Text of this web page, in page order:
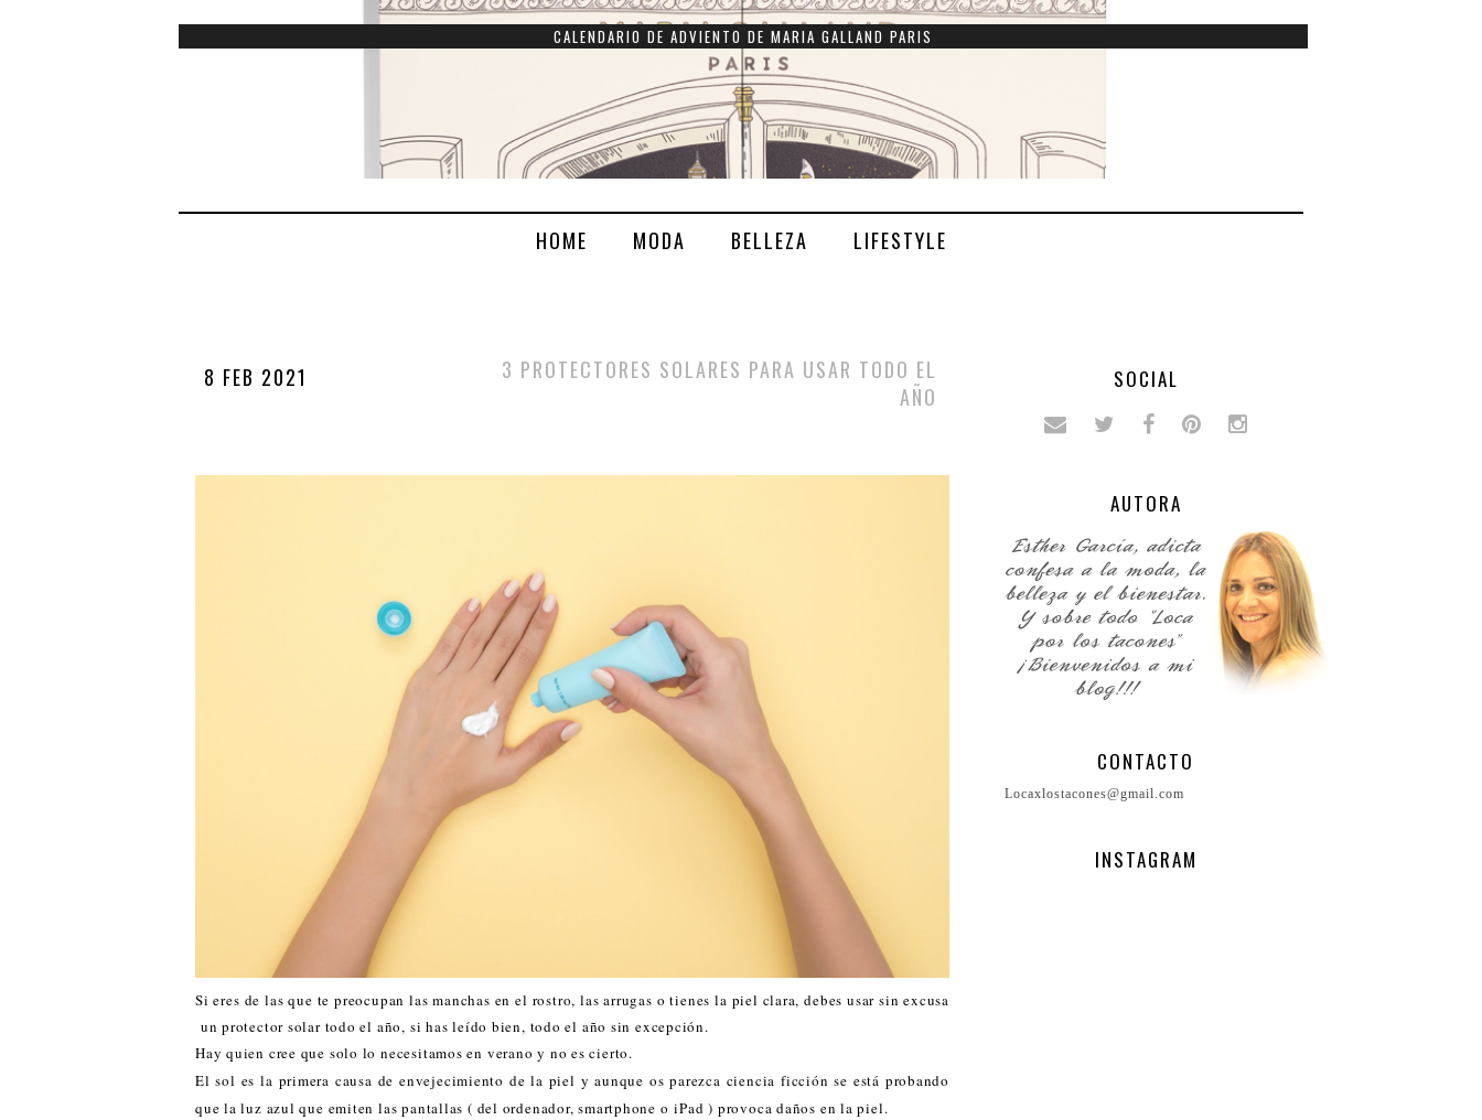
CALENDARIO DE ADVIENTO DE MARIA GALLAND PARIS
HOME MODA BELLEZA LIFESTYLE
8 FEB 2021
3 PROTECTORES SOLARES PARA USAR TODO EL
AÑO
Si eres de las que te preocupan las manchas en el rostro, las arrugas o tienes la piel clara, debes usar sin excusa
un protector solar todo el año, si has leído bien, todo el año sin excepción.
Hay quien cree que solo lo necesitamos en verano y no es cierto.
El sol es la primera causa de envejecimiento de la piel y aunque os parezca ciencia ficción se está probando
que la luz azul que emiten las pantallas ( del ordenador, smartphone o iPad ) provoca daños en la piel.
SOCIAL
AUTORA
CONTACTO
Locaxlostacones@gmail.com
INSTAGRAM